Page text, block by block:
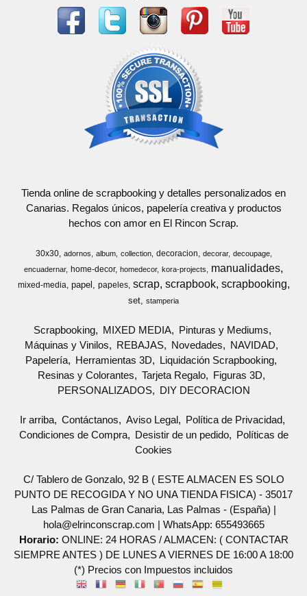
Tienda online de scrapbooking y detalles personalizados en
Canarias. Regalos únicos, papelería creativa y productos
hechos con amor en El Rincon Scrap.
30x30 adornos album collection decoracion decorar
decoupage
encuadernar
home-decor homedecor kora-projects manualidades
mixed-media papel papeles scrap scrapbook scrapbooking
set stamperia
Scrapbooking MIXED MEDIA
Pinturas y Mediums
Máquinas y Vinilos
REBAJAS Novedades
NAVIDAD
Papelería
Herramientas 3D
Liquidación Scrapbooking
Resinas y Colorantes
Tarjeta Regalo
Figuras 3D
PERSONALIZADOS
DIY DECORACION
Ir arriba Contáctanos Aviso Legal
Política de Privacidad
Condiciones de Compra
Desistir de un pedido
Políticas de
Cookies
C/ Tablero de Gonzalo, 92 B ( ESTE ALMACEN ES SOLO
PUNTO DE RECOGIDA Y NO UNA TIENDA FISICA) - 35017
Las Palmas de Gran Canaria, Las Palmas - (España) |
hola@elrinconscrap.com | WhatsApp: 655493665
Horario: ONLINE: 24 HORAS / ALMACEN: ( CONTACTAR
SIEMPRE ANTES ) DE LUNES A VIERNES DE 16:00 A 18:00
(*) Precios con Impuestos incluidos